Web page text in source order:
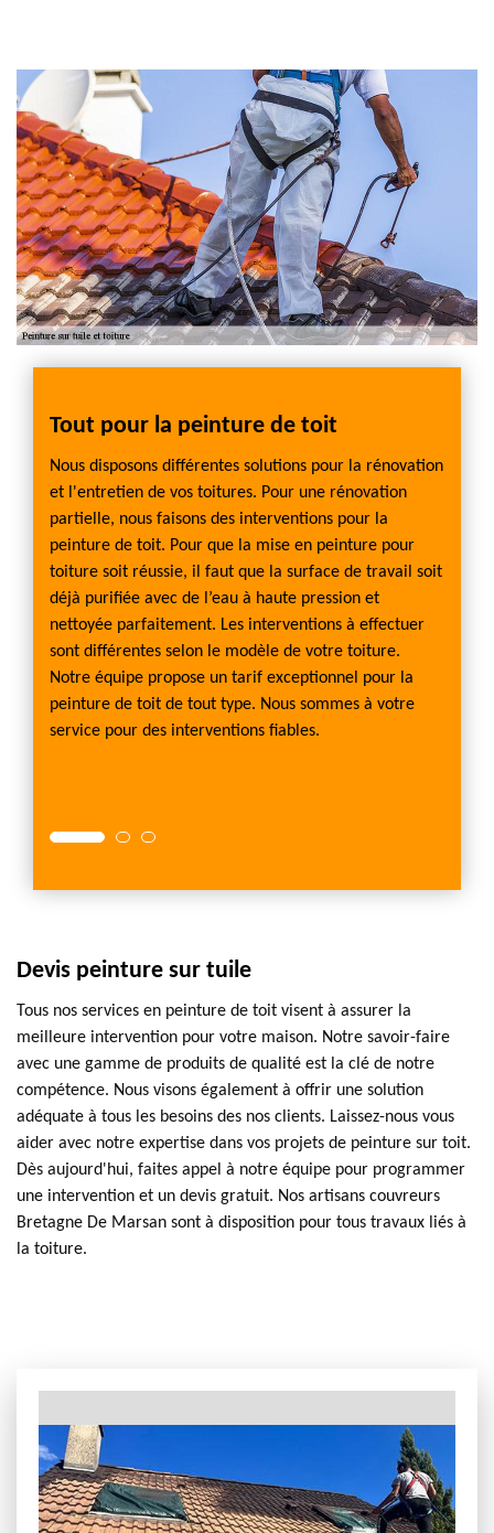
Tout pour la peinture de toit
Nous disposons différentes solutions pour la rénovation
et l'entretien de vos toitures. Pour une rénovation
partielle, nous faisons des interventions pour la
peinture de toit. Pour que la mise en peinture pour
toiture soit réussie, il faut que la surface de travail soit
déjà purifiée avec de l’eau à haute pression et
nettoyée parfaitement. Les interventions à effectuer
sont différentes selon le modèle de votre toiture.
Notre équipe propose un tarif exceptionnel pour la
peinture de toit de tout type. Nous sommes à votre
service pour des interventions fiables.
Devis peinture sur tuile
Tous nos services en peinture de toit visent à assurer la
meilleure intervention pour votre maison. Notre savoir-faire
avec une gamme de produits de qualité est la clé de notre
compétence. Nous visons également à offrir une solution
adéquate à tous les besoins des nos clients. Laissez-nous vous
aider avec notre expertise dans vos projets de peinture sur toit.
Dès aujourd'hui, faites appel à notre équipe pour programmer
une intervention et un devis gratuit. Nos artisans couvreurs
Bretagne De Marsan sont à disposition pour tous travaux liés à
la toiture.